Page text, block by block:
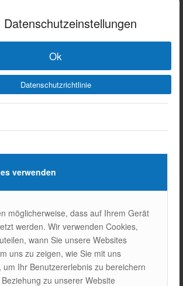
Ok
Datenschutzrichtlinie
verwenden
möglicherweise, dass auf Ihrem Gerät
werden. Wir verwenden Cookies,
wann Sie unsere Websites
uns zu zeigen, wie Sie mit uns
um Ihr Benutzererlebnis zu bereichern
zu unserer Website
VERLIEREN
AN
SCHÄDEN AN SOLARMODULEN Im
Solarmodule aufgrund verschiedener